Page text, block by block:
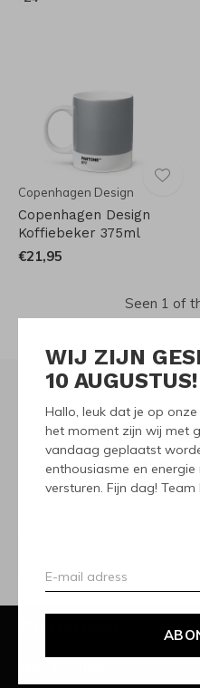
WIJ ZIJN
10 AUGUSTUS!
Hallo, leuk dat je op
het moment zijn wij met
vandaag geplaatst
enthousiasme en
versturen. Fijn dag! Team
Copenhagen Design
Copenhagen Design
Koffiebeker 375ml
€21,95
Seen 1 of
Meld je
Ontvang de nieuwste